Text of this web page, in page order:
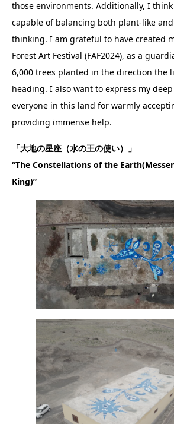
those environments. Additionally, I
capable of balancing both plant-like
thinking. I am grateful to have created
Forest Art Festival (FAF2024), as a
6,000 trees planted in the direction the
heading. I also want to express my
everyone in this land for warmly
providing immense help.
「大地の星座（水の王の使い）」
“The Constellations of the
King)”